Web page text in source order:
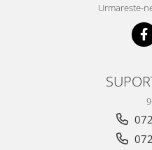
Urmareste-